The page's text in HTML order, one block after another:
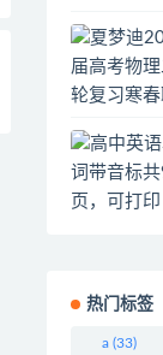
热门标签
a(33)